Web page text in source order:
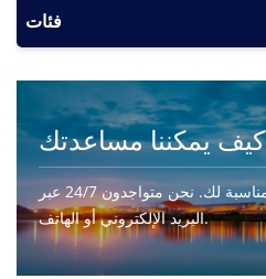
فئات
كيف يمكننا مساعدتك
يمكنك الاتصال بنا بأي طريقة مناسبة لك. نحن متواجدون 24/7 عبر
البريد الإلكتروني أو الهاتف.
اتصل بنا